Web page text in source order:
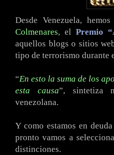
Desde Venezuela,
Colmenares, el Premio
aquellos blogs o sitios
tipo de terrorismo durante
“En esto la suma de los
esta causa”, sintetiza
venezolana.
Y como estamos en
pronto vamos a
distinciones.